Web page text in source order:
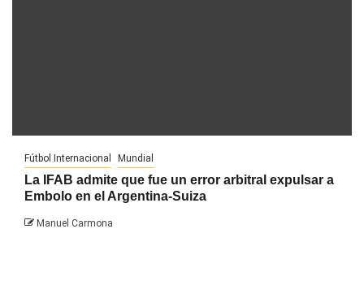
Fútbol Internacional Mundial
La IFAB admite que fue un error arbitral expulsar a
Embolo en el Argentina-Suiza
Manuel Carmona